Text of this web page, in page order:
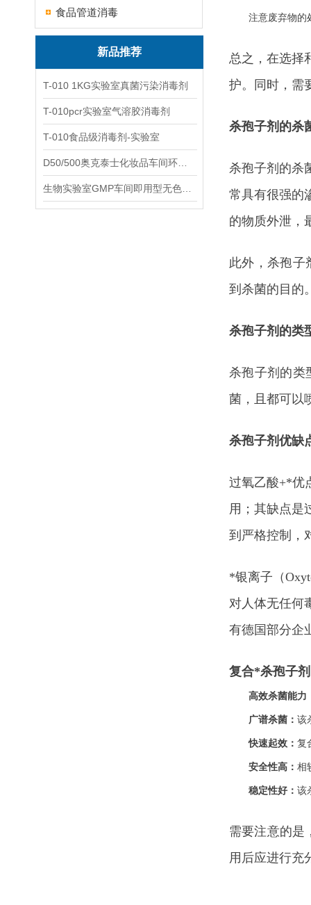
食品管道消毒
新品推荐
T-010 1KG实验室真菌污染消毒剂
T-010pcr实验室气溶胶消毒剂
T-010食品级消毒剂-实验室
注意废弃物的
总之，在选择
护。同时，需
杀孢子剂的杀
杀孢子剂的杀
常具有很强的
的物质外泄，
此外，杀孢子
到杀菌的目的
杀孢子剂的类
杀孢子剂的类
菌，且都可以
杀孢子剂优缺
过氧乙酸+*优
用；其缺点是
到严格控制，
*银离子（
对人体无任何
有德国部分企
复合*杀孢子
高效杀菌能力
广谱杀菌： 该
快速起效： 复
安全性高： 相
稳定性好： 该
需要注意的是
用后应进行充